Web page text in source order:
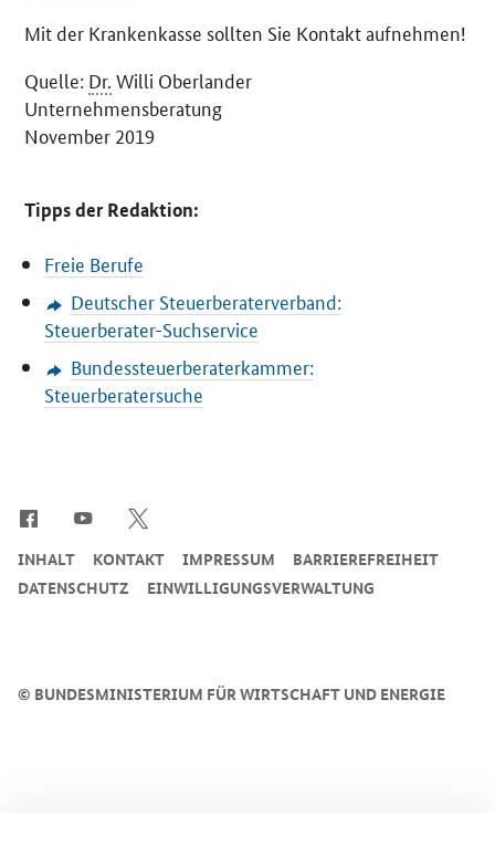
Mit der Krankenkasse sollten Sie Kontakt aufnehmen!
Quelle: Dr. Willi Oberlander
Unternehmensberatung
November 2019
Tipps der Redaktion:
Freie Berufe
Deutscher Steuerberaterverband:
Steuerberater-Suchservice
Bundessteuerberaterkammer:
Steuerberatersuche
© BUNDESMINISTERIUM FÜR WIRTSCHAFT UND ENERGIE
INHALT KONTAKT IMPRESSUM
BARRIEREFREIHEIT
DATENSCHUTZ
EINWILLIGUNGSVERWALTUNG